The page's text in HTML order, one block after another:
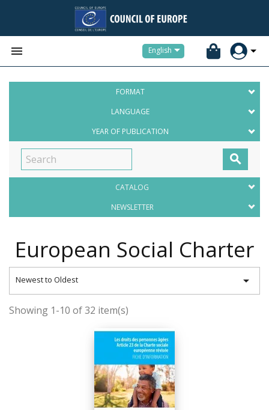
 English
FORMAT
LANGUAGE
YEAR OF PUBLICATION

CATALOG
NEWSLETTER
European Social Charter
Newest to Oldest 
Showing 1-10 of 32 item(s)